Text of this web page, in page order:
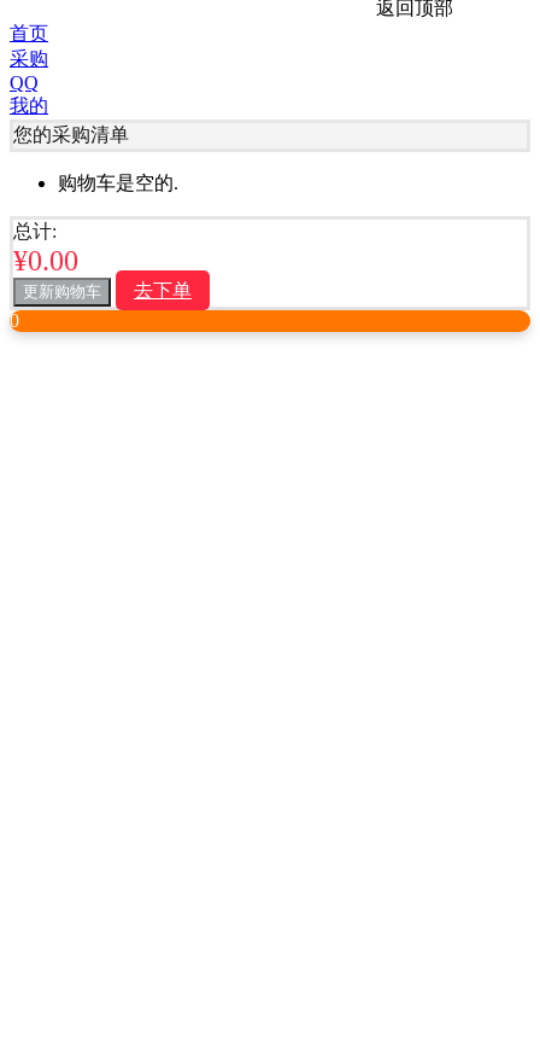
返回顶部
首页
采购
QQ
我的
您的采购清单
购物车是空的.
总计:
¥0.00
更新购物车
去下单
0